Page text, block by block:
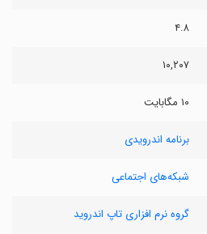
۴.۸
۱۰,۲۰۷
۱۰ مگابایت
برنامه اندرویدی
شبکه‌های اجتماعی
گروه نرم افزاری تاپ اندروید